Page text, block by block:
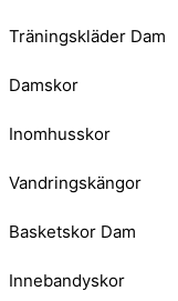
Träningskläder Dam
Damskor
Inomhusskor
Vandringskängor
Basketskor Dam
Innebandyskor